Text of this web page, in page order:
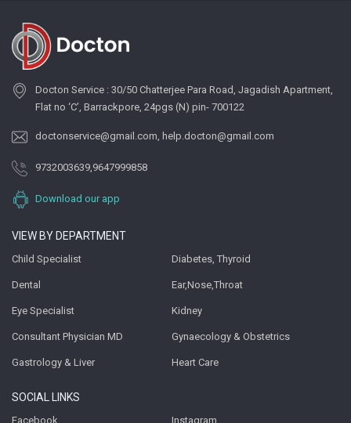
Docton Service : 30/50 Chatterjee Para Road, Jagadish Apartment,
Flat no ‘C’, Barrackpore, 24pgs (N) pin- 700122
doctonservice@gmail.com, help.docton@gmail.com
9732003639,9647999858
Download our app
VIEW BY DEPARTMENT
Child Specialist Diabetes, Thyroid
Dental Ear,Nose,Throat
Eye Specialist Kidney
Consultant Physician MD Gynaecology & Obstetrics
Gastrology & Liver Heart Care
SOCIAL LINKS
Facebook Instagram